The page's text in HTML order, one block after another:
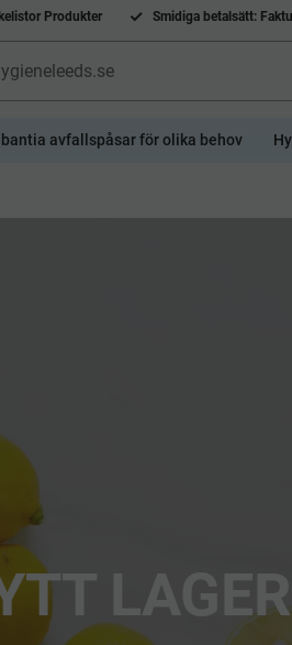
Produkter Smidiga betalsätt:
avfallspåsar för olika behov
LAGER